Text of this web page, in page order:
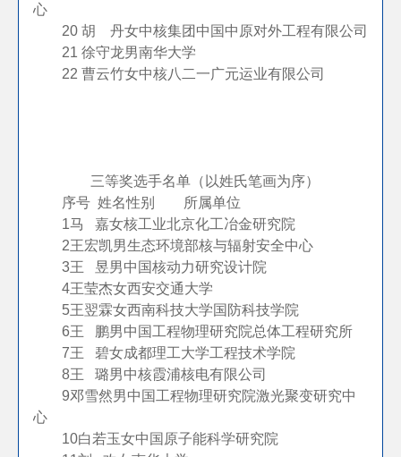
心
20胡 丹女中核集团中国中原对外工程有限公司
21 徐守龙男南华大学
22 曹云竹女中核八二一广元运业有限公司
三等奖选手名单（以姓氏笔画为序）
序号姓名性别
所属单位
1马 嘉女核工业北京化工冶金研究院
2王宏凯男生态环境部核与辐射安全中心
3王 昱男中国核动力研究设计院
4王莹杰女西安交通大学
5王翌霖女西南科技大学国防科技学院
6王 鹏男中国工程物理研究院总体工程研究所
7王 碧女成都理工大学工程技术学院
8王 璐男中核霞浦核电有限公司
9邓雪然男中国工程物理研究院激光聚变研究中
心
10白若玉女中国原子能科学研究院